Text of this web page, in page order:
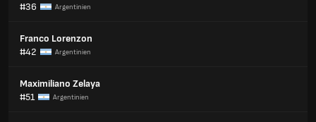
#36
Argentinien
Franco Lorenzon
#42
Argentinien
Maximiliano Zelaya
#51
Argentinien